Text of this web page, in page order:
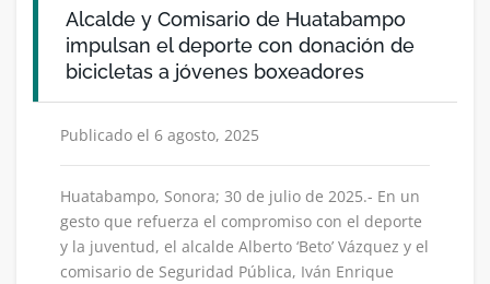
Alcalde y Comisario de Huatabampo
impulsan el deporte con donación de
bicicletas a jóvenes boxeadores
Publicado el 6 agosto, 2025
Huatabampo, Sonora; 30 de julio de 2025.- En un
gesto que refuerza el compromiso con el deporte
y la juventud, el alcalde Alberto ‘Beto’ Vázquez y el
comisario de Seguridad Pública, Iván Enrique